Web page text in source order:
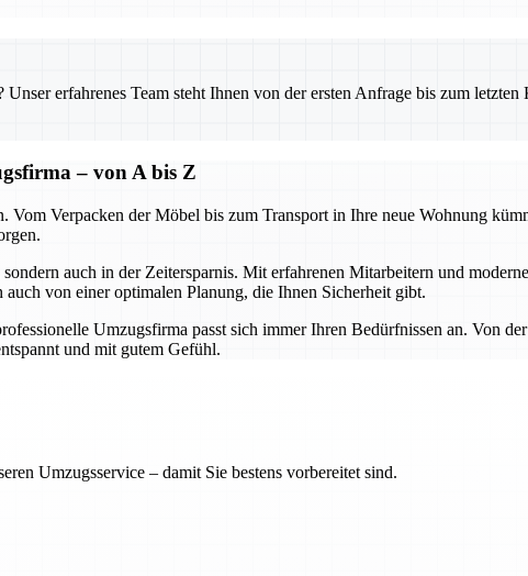
erfahrenes Team steht Ihnen von der ersten Anfrage bis zum
– von A bis Z
Verpacken der Möbel bis zum Transport in Ihre neue Wohnung
auch in der Zeitersparnis. Mit erfahrenen Mitarbeitern und
von einer optimalen Planung, die Ihnen Sicherheit gibt.
Umzugsfirma passt sich immer Ihren Bedürfnissen an. Von
und mit gutem Gefühl.
Umzugsservice – damit Sie bestens vorbereitet sind.